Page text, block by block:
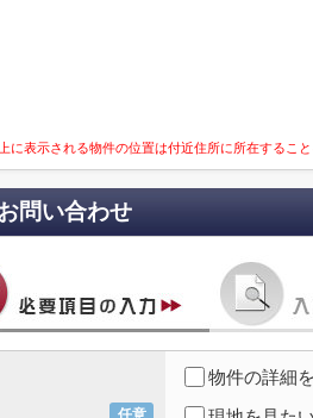
に表示される物件の位置は付近住所に所在するこ
問い合わせ
任意
物件の詳細